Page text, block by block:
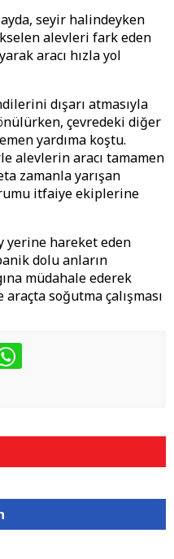
seyir halindeyken
alevleri fark eden
aracı hızla yol
dışarı atmasıyla
çevredeki diğer
yardıma koştu.
alevlerin aracı tamamen
zamanla yarışan
itfaiye ekiplerine
yerine hareket eden
dolu anların
müdahale ederek
soğutma çalışması